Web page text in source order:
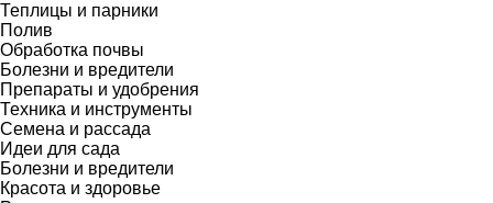
Теплицы и парники
Полив
Обработка почвы
Болезни и вредители
Препараты и удобрения
Техника и инструменты
Семена и рассада
Идеи для сада
Болезни и вредители
Красота и здоровье